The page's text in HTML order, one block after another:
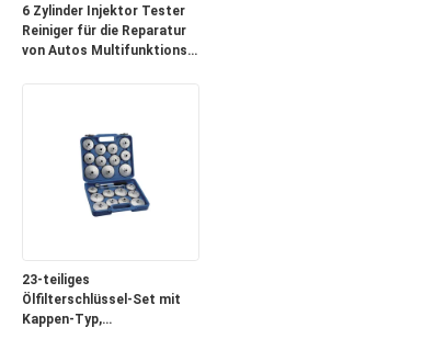
6 Zylinder Injektor Tester
Reiniger für die Reparatur
von Autos Multifunktions
23-teiliges
Ölfilterschlüssel-Set mit
Kappen-Typ,